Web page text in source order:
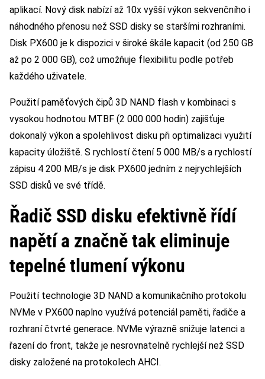
aplikací. Nový disk nabízí až 10x vyšší výkon sekvenčního i
náhodného přenosu než SSD disky se staršími rozhraními.
Disk PX600 je k dispozici v široké škále kapacit (od 250 GB
až po 2 000 GB), což umožňuje flexibilitu podle potřeb
každého uživatele.
Použití paměťových čipů 3D NAND flash v kombinaci s
vysokou hodnotou MTBF (2 000 000 hodin) zajišťuje
dokonalý výkon a spolehlivost disku při optimalizaci využití
kapacity úložiště. S rychlostí čtení 5 000 MB/s a rychlostí
zápisu 4 200 MB/s je disk PX600 jedním z nejrychlejších
SSD disků ve své třídě.
Řadič SSD disku efektivně řídí
napětí a značně tak eliminuje
tepelné tlumení výkonu
Použití technologie 3D NAND a komunikačního protokolu
NVMe v PX600 naplno využívá potenciál paměti, řadiče a
rozhraní čtvrté generace. NVMe výrazně snižuje latenci a
řazení do front, takže je nesrovnatelně rychlejší než SSD
disky založené na protokolech AHCI.